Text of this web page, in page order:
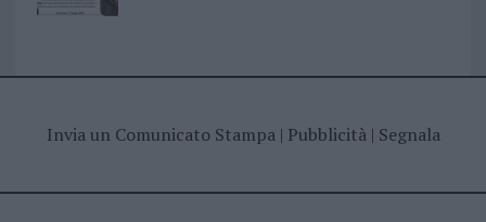
Invia un Comunicato Stampa| Pubblicità| Segnala